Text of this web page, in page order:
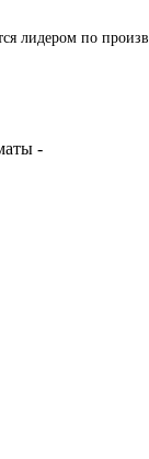
лидером по
-